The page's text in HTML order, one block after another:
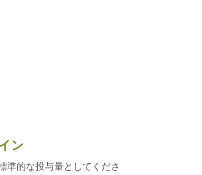
ン
準的な投与量としてくださ